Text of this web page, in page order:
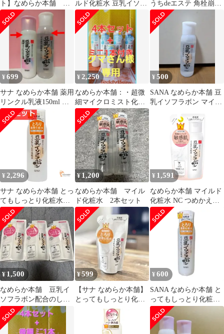
ト】なめらか本舗 薬
用リンクル化粧水ホワ
イト２００Ｍ×6点セッ
ト
ルド化粧水 豆乳イソフ
ラボン
うちdeエステ 角栓崩壊
ディープクレイ洗顔 残
量9割
¥699
サナ なめらか本舗 薬用
リンクル乳液150ml マ
イルド化粧水200ml セ
ット
¥ 2,250
なめらか本舗：・超微
細マイクロミスト化粧
水4本セット+ミニ50g1
本付
¥500
SANA なめらか本舗 豆
乳イソフラボン マイル
¥ 2,296
サナ なめらか本舗 とっ
てもしっとり化粧水
NC 2個セット まとめ売
り
¥ 1,200
なめらか本舗 マイル
ド化粧水 2本セット
¥ 1,591
なめらか本舗 マイルド
化粧水 NC つめかえ用
豆乳イソフラボン 保湿
アルコー
¥ 1,500
なめらか本舗 豆乳イ
ソフラボン配合のしっ
とり化粧水
¥599
【サナ なめらか本舗】
とってもしっとり化粧
水 つめかえ用
¥ 600
SANA なめらか本舗 と
ってもしっとり化粧水
NC 200mL